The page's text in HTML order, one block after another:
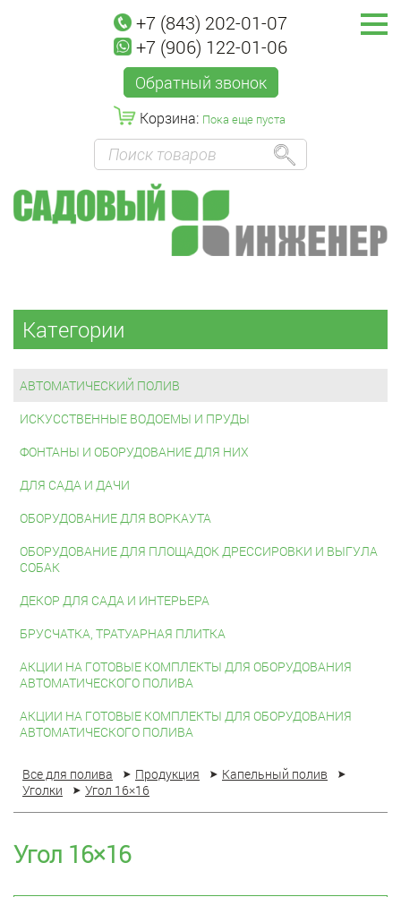
+7 (843) 202-01-07
+7 (906) 122-01-06
Обратный звонок
Корзина: Пока еще пуста
Категории
АВТОМАТИЧЕСКИЙ ПОЛИВ
ИСКУССТВЕННЫЕ ВОДОЕМЫ И ПРУДЫ
ФОНТАНЫ И ОБОРУДОВАНИЕ ДЛЯ НИХ
ДЛЯ САДА И ДАЧИ
ОБОРУДОВАНИЕ ДЛЯ ВОРКАУТА
ОБОРУДОВАНИЕ ДЛЯ ПЛОЩАДОК ДРЕССИРОВКИ И ВЫГУЛА
СОБАК
ДЕКОР ДЛЯ САДА И ИНТЕРЬЕРА
БРУСЧАТКА, ТРАТУАРНАЯ ПЛИТКА
АКЦИИ НА ГОТОВЫЕ КОМПЛЕКТЫ ДЛЯ ОБОРУДОВАНИЯ
АВТОМАТИЧЕСКОГО ПОЛИВА
АКЦИИ НА ГОТОВЫЕ КОМПЛЕКТЫ ДЛЯ ОБОРУДОВАНИЯ
АВТОМАТИЧЕСКОГО ПОЛИВА
Все для полива Продукция
Капельный полив
Уголки
Угол 16×16
Угол 16×16